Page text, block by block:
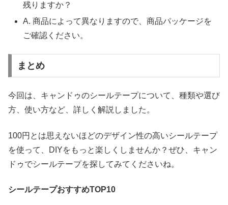
残りますか？
A. 商品によって異なりますので、商品パッケージを
ご確認ください。
まとめ
今回は、キャンドゥのシールテープについて、種類や選び
方、使い方など、詳しく解説しました。
100円とは思えないほどのデザイン性の高いシールテープ
を使って、DIYをもっと楽しくしませんか？ぜひ、キャン
ドゥでシールテープを探してみてくださいね。
シールテープおすすめTOP10